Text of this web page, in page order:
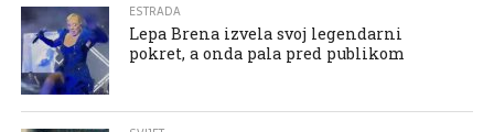
ESTRADA
Lepa Brena izvela svoj legendarni
pokret, a onda pala pred publikom